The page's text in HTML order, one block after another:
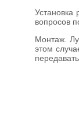
Установка
вопросов
Монтаж.
этом